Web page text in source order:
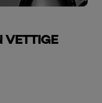
VETTIGE